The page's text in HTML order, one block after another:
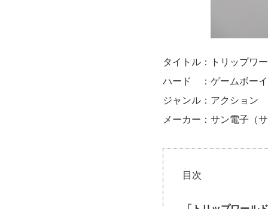
タイトル：トリップワ
ハード ：ゲームボーイ
ジャンル：アクション
メーカー：サン電子（
目次